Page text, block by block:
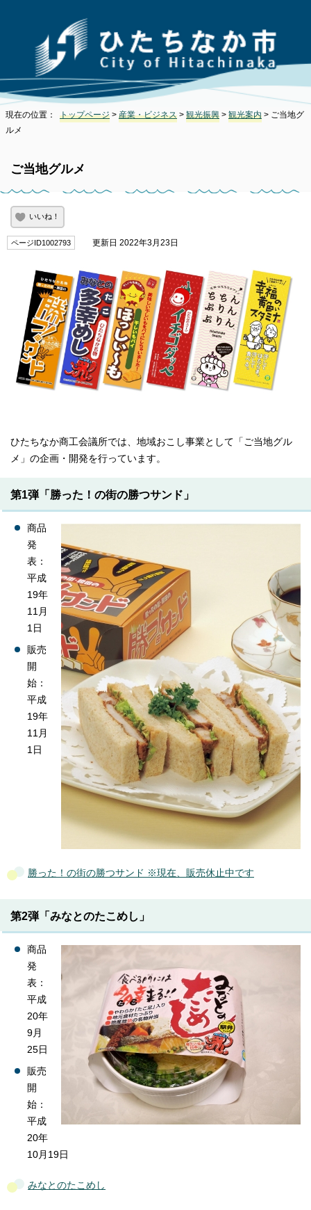
現在の位置： トップページ > 産業・ビジネス > 観光振興 > 観光案内 > ご当地グ
ルメ
ご当地グルメ
いいね！
ページID1002793 更新日 2022年3月23日
ひたちなか商工会議所では、地域おこし事業として「ご当地グル
メ」の企画・開発を行っています。
第1弾「勝った！の街の勝つサンド」
商品
発
表：
平成
19年
11月
1日
販売
開
始：
平成
19年
11月
1日
勝った！の街の勝つサンド ※現在、販売休止中です
第2弾「みなとのたこめし」
商品
発
表：
平成
20年
9月
25日
販売
開
始：
平成
20年
10月19日
みなとのたこめし